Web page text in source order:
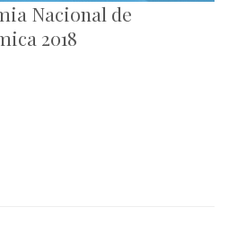
Nacional de
2018